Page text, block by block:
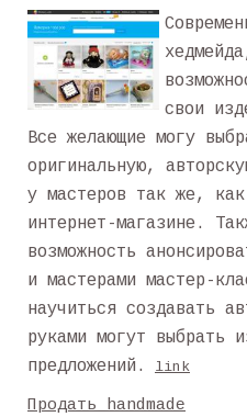
свои
Все желающие могу
оригинальную,
у мастеров так же,
интернет-магазине.
возможность
и мастерами мастер-
научиться создавать
руками могут выбрать
предложений.
link
Продать handmade